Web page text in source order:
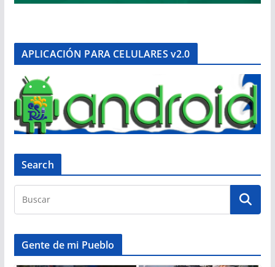
APLICACIÓN PARA CELULARES v2.0
Search
Gente de mi Pueblo